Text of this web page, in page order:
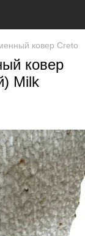
ковер Creto
ковер
Milk